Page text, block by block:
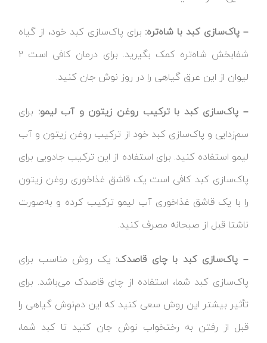
– پاک‌سازی کبد با شاه‌تره: برای پاک‌سازی کبد خود، از گیاه
شفابخش شاه‌تره کمک بگیرید. برای درمان کافی است ۲
لیوان از این عرق گیاهی را در روز نوش جان کنید.
– پاک‌سازی کبد با ترکیب روغن زیتون و آب لیمو: برای
سم‌زدایی و پاک‌سازی کبد خود از ترکیب روغن زیتون و آب
لیمو استفاده کنید. برای استفاده از این ترکیب جادویی برای
پاک‌سازی کبد کافی است یک قاشق غذاخوری روغن زیتون
را با یک قاشق غذاخوری آب لیمو ترکیب کرده و به‌صورت
ناشتا قبل از صبحانه مصرف کنید.
– پاک‌سازی کبد با چای قاصدک: یک روش مناسب برای
پاک‌سازی کبد شما، استفاده از چای قاصدک می‌باشد. برای
تأثیر بیشتر این روش سعی کنید که این دم‌نوش گیاهی را
قبل از رفتن به رختخواب نوش جان کنید تا کبد شما،